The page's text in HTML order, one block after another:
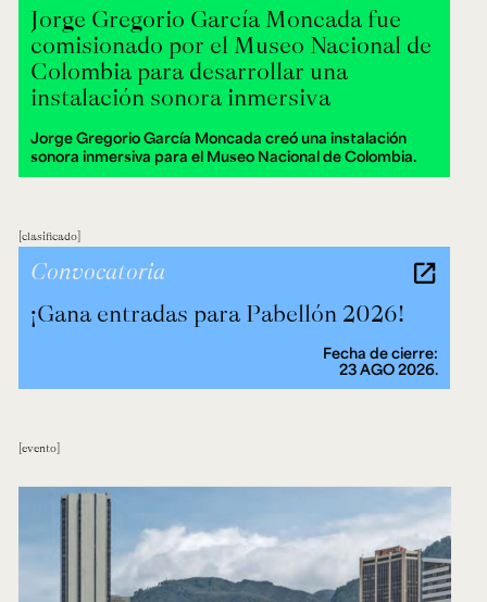
Jorge Gregorio García Moncada fue
comisionado por el Museo Nacional de
Colombia para desarrollar una
instalación sonora inmersiva
Jorge Gregorio García Moncada creó una instalación
sonora inmersiva para el Museo Nacional de Colombia.
clasificado
¡Gana entradas para Pabellón 2026!
Convocatoria
Fecha de cierre:
23 AGO 2026.
evento